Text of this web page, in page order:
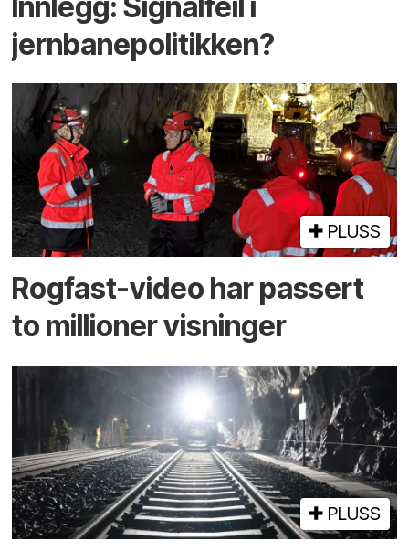
jernbanepolitikken?
PLUSS
Rogfast-video har passert
to millioner visninger
PLUSS